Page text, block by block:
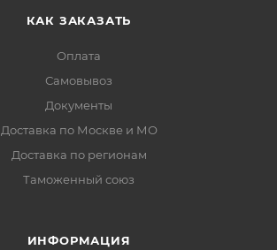
КАК ЗАКАЗАТЬ
Оплата
Самовывоз
Документы
Доставка по Москве и МО
Доставка по регионам
Таможенный союз
ИНФОРМАЦИЯ